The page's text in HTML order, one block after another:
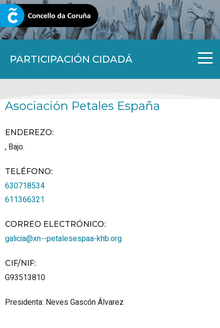
PARTICIPACIÓN CIDADÁ
CORUNA.GAL
Asociación Petales España
ENDEREZO:
, Bajo.
TELÉFONO:
630718534
611366321
CORREO ELECTRÓNICO:
galicia@xn--petalesespaa-khb.org
CIF/NIF:
G93513810
Presidenta: Neves Gascón Álvarez